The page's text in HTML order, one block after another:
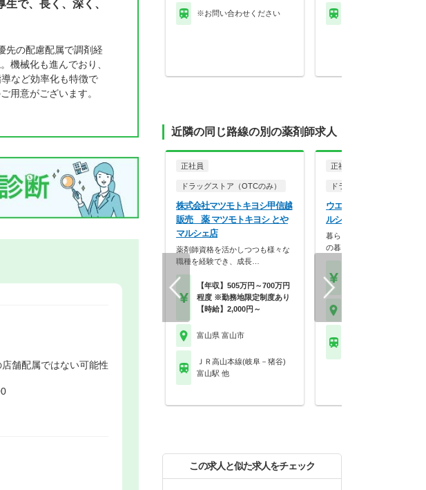
で、長く、深く、
先の配慮配属で調剤経
機械化も進んでおり、
など効率化も特徴で
用意がございます。
舗配属ではない可能性
※お問い合わせください
近隣の同じ路線の別の薬剤師求人
正社員
ドラッグストア（OTCのみ）
株式会社マツモトキヨシ甲信越
販売 薬 マツモトキヨシ とや
マルシェ店
薬剤師資格を活かしつつも様々な
職種を経験でき、成長…
【年収】505万円～700万円
程度 ※勤務地限定制度あり
【時給】2,000円～
富山県 富山市
ＪＲ高山本線(岐阜－猪谷)
富山駅 他
正社員
ドラッグストア（調剤併設
ウエルシア薬局株式会社
ルシア富山八尾店
暮らしを支える仕事だから、
の暮らしも大切に。業…
この求人と似た求人をチェック